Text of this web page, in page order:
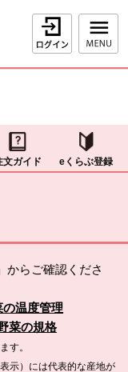
ログイン
文ガイド eくらぶ登録
からご確認くださ
の温度管理
菜の規格
す。
示）には代表的な産地が